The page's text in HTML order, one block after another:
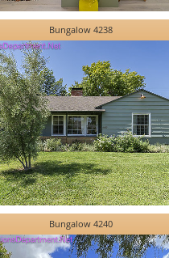
Bungalow 4238
Bungalow 4240